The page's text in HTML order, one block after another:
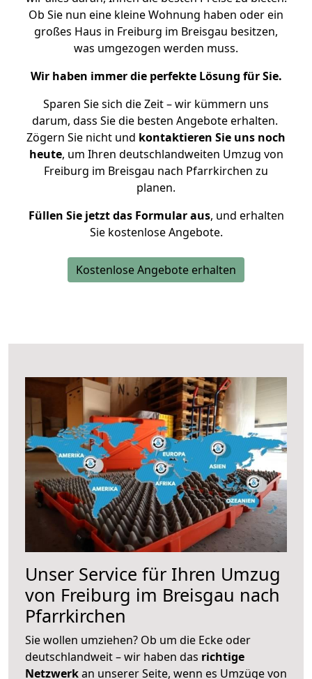
Ob Sie nun eine kleine Wohnung haben oder ein
großes Haus in Freiburg im Breisgau besitzen,
was umgezogen werden muss.
Wir haben immer die perfekte Lösung für Sie.
Sparen Sie sich die Zeit – wir kümmern uns
darum, dass Sie die besten Angebote erhalten.
Zögern Sie nicht und kontaktieren Sie uns noch
heute, um Ihren deutschlandweiten Umzug von
Freiburg im Breisgau nach Pfarrkirchen zu
planen.
Füllen Sie jetzt das Formular aus, und erhalten
Sie kostenlose Angebote.
Kostenlose Angebote erhalten
Unser Service für Ihren Umzug
von Freiburg im Breisgau nach
Pfarrkirchen
Sie wollen umziehen? Ob um die Ecke oder
deutschlandweit – wir haben das richtige
Netzwerkan unserer Seite, wenn es Umzüge von